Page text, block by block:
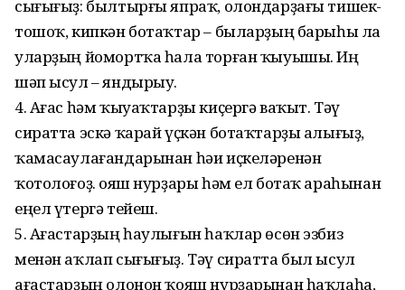
сығығыҙ: былтырғы япраҡ, олондарҙағы тишек-
тошоҡ, кипкән ботаҡтар – быларҙың барыһы ла
уларҙың йомортҡа һала торған ҡыуышы. Иң
шәп ысул – яндырыу.
4. Ағас һәм ҡыуаҡтарҙы киҫергә ваҡыт. Тәү
сиратта эскә ҡарай үҫкән ботаҡтарҙы алығыҙ,
ҡамасаулағандарынан һәи иҫкеләренән
ҡотолоғоҙ. Ҡояш нурҙары һәм ел ботаҡ араһынан
еңел үтергә тейеш.
5. Ағастарҙың һаулығын һаҡлар өсөн эзбиз
менән аҡлап сығығыҙ. Тәү сиратта был ысул
ағастарҙың олонон ҡояш нурҙарынан һаҡлаһа,